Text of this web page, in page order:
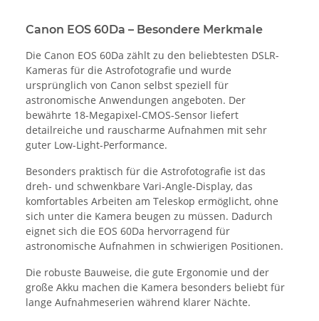
Canon EOS 60Da – Besondere Merkmale
Die Canon EOS 60Da zählt zu den beliebtesten DSLR-
Kameras für die Astrofotografie und wurde
ursprünglich von Canon selbst speziell für
astronomische Anwendungen angeboten. Der
bewährte 18-Megapixel-CMOS-Sensor liefert
detailreiche und rauscharme Aufnahmen mit sehr
guter Low-Light-Performance.
Besonders praktisch für die Astrofotografie ist das
dreh- und schwenkbare Vari-Angle-Display, das
komfortables Arbeiten am Teleskop ermöglicht, ohne
sich unter die Kamera beugen zu müssen. Dadurch
eignet sich die EOS 60Da hervorragend für
astronomische Aufnahmen in schwierigen Positionen.
Die robuste Bauweise, die gute Ergonomie und der
große Akku machen die Kamera besonders beliebt für
lange Aufnahmeserien während klarer Nächte.